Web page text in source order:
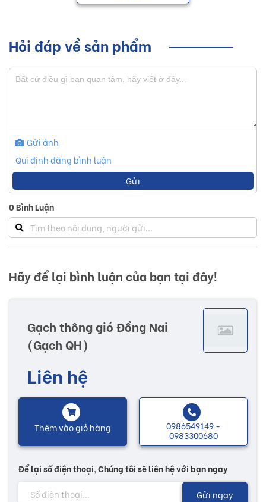
Hỏi đáp về sản phẩm
Gửi ảnh
Qui định đăng bình luận
Gửi
0Bình Luận
Hãy để lại bình luận của bạn tại đây!
Gạch thông gió Đồng Nai
(Gạch QH)
Liên hệ
Thêm vào giỏ hàng 0986549149 -
0983300680
Để lại số điện thoại, Chúng tôi sẽ liên hệ với bạn ngay
Gửi ngay